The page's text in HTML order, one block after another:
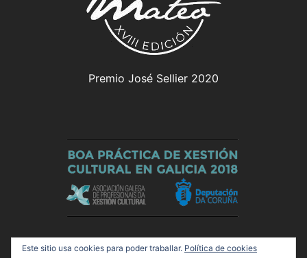
Premio José Sellier 2020
Este sitio usa cookies para poder traballar. Política de cookies